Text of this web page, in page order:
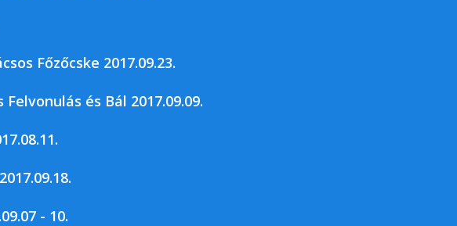
Levéltára, valamint a...
Főzőcske 2017.09.23.
és Bál 2017.09.09.
- 10.